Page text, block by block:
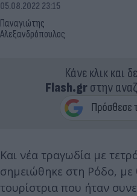
Παναγιώτης
Αλεξανδρόπουλος
05.08.2022 23:15
Κάνε κλικ και
Flash.grστην
Και νέα τραγωδία με
σημειώθηκε στη Ρόδο, με
τουρίστρια που ήταν